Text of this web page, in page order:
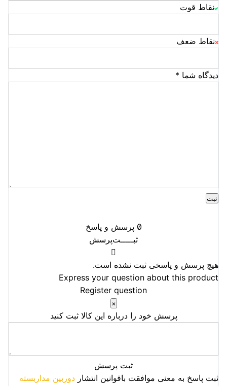
نقاط قوت
نقاط ضعف
دیدگاه شما *
0 پرسش و پاسخ
ثبـــــت‌پرسش
هیچ پرسش و پاسخی ثبت نشده است.
Express your question about this product
Register question
×
پرسش خود را درباره این کالا ثبت کنید
ثبت پرسش
ثبت پاسخ به معنی موافقت باقوانین انتشار دوربین مداربسته